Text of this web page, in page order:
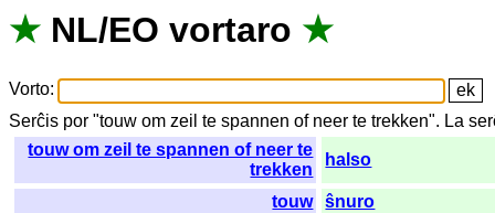
★ NL/EO vortaro ★
Vorto:
Serĉis por "touw om zeil te spannen of neer te trekken". La
touw om zeil te spannen of neer te
trekken
halso
touw
ŝnuro